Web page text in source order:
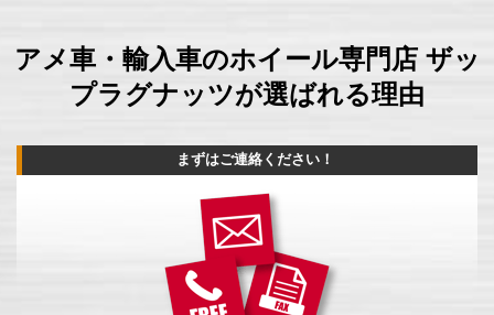
アメ車・輸入車のホイール専門店 ザッ
プラグナッツが選ばれる理由
まずはご連絡ください！